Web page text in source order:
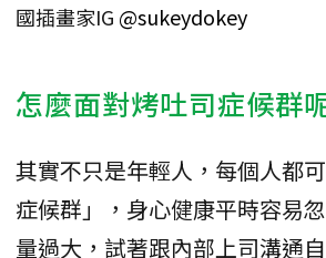
國插畫家IG @sukeydokey
怎麼面對烤吐司症候群
其實不只是年輕人，每個人都
症候群」，身心健康平時容易
量過大，試著跟內部上司溝通